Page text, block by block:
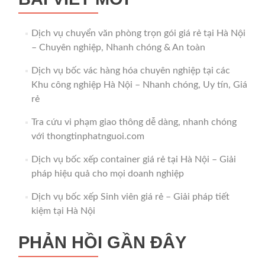
Dịch vụ chuyển văn phòng trọn gói giá rẻ tại Hà Nội
– Chuyên nghiệp, Nhanh chóng & An toàn
Dịch vụ bốc vác hàng hóa chuyên nghiệp tại các
Khu công nghiệp Hà Nội – Nhanh chóng, Uy tín, Giá
rẻ
Tra cứu vi phạm giao thông dễ dàng, nhanh chóng
với thongtinphatnguoi.com
Dịch vụ bốc xếp container giá rẻ tại Hà Nội – Giải
pháp hiệu quả cho mọi doanh nghiệp
Dịch vụ bốc xếp Sinh viên giá rẻ – Giải pháp tiết
kiệm tại Hà Nội
PHẢN HỒI GẦN ĐÂY